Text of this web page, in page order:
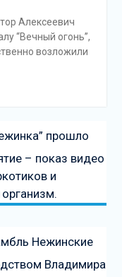
Алексеевич
“Вечный огонь”,
возложили
прошло
– показ видео
и
Нежинские
Владимира